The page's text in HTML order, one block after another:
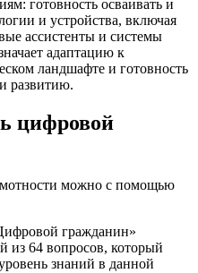
готовность осваивать и
и устройства, включая
ассистенты и системы
адаптацию к
ландшафте и готовность
развитию.
цифровой
можно с помощью
гражданин»
из 64 вопросов, который
знаний в данной